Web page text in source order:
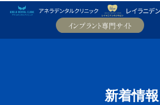
新着情報